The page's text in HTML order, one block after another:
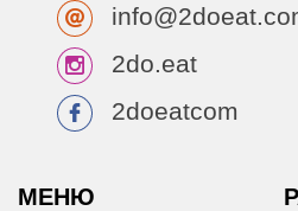
2do.eat
2doeatcom
МЕНЮ